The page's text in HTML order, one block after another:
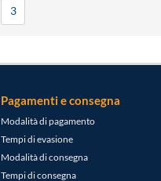
3
Pagamenti e consegna
Modalità di pagamento
Tempi di evasione
Modalità di consegna
Tempi di consegna